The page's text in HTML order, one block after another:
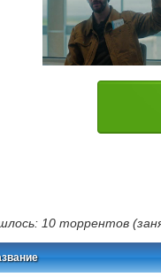
10 торрентов